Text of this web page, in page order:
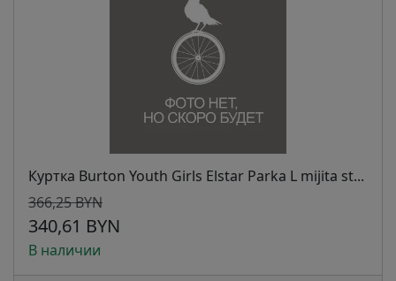
Куртка Burton Youth Girls Elstar Parka L mijita st...
366,25 BYN
340,61 BYN
В наличии